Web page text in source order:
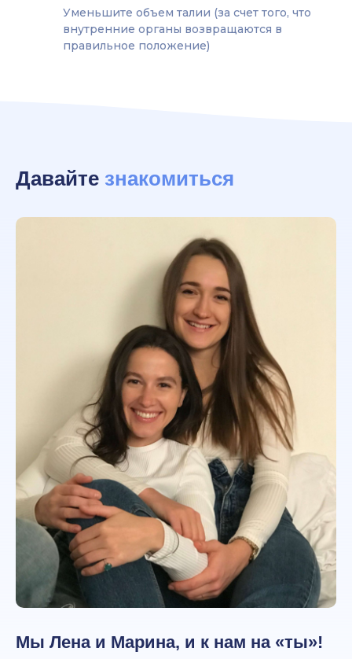
Уменьшите объем талии (за счет того, что
внутренние органы возвращаются в
правильное положение)
Давайте знакомиться
Мы Лена и Марина, и к нам на «ты»!